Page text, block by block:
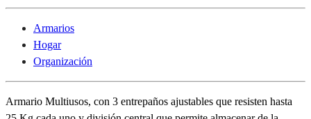
Armarios
Hogar
Organización
Armario Multiusos, con 3 entrepaños ajustables que resisten hasta